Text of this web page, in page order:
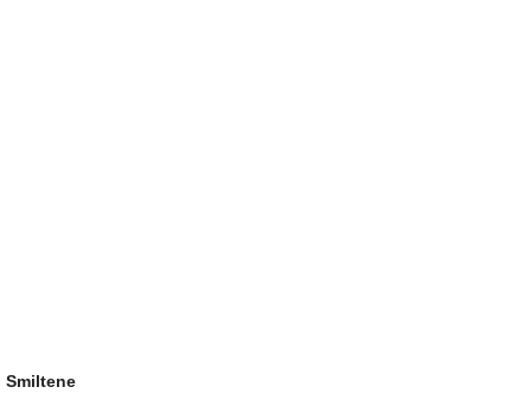
Smiltene